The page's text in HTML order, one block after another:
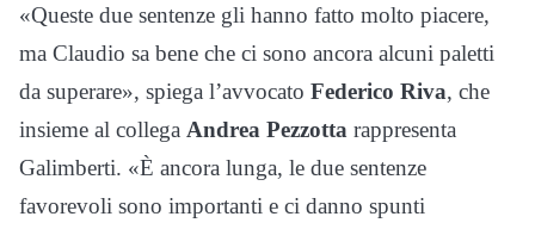
«Queste due sentenze gli hanno fatto molto piacere,
ma Claudio sa bene che ci sono ancora alcuni paletti
da superare», spiega l’avvocato Federico Riva, che
insieme al collega Andrea Pezzotta rappresenta
Galimberti. «È ancora lunga, le due sentenze
favorevoli sono importanti e ci danno spunti